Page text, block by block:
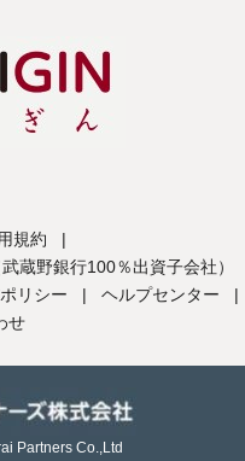
規約
|
蔵野銀行100％出資子会社）
リシー | ヘルプセンター
|
せ
Partners Co.,Ltd